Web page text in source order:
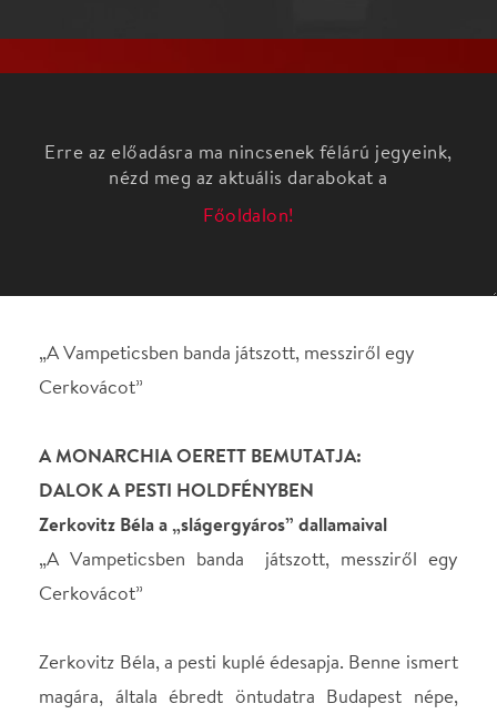
„A Vampeticsben banda játszott, messziről egy
DALOK A PESTI HOLDFÉNYBEN
„A Vampeticsben banda játszott, messziről egy
Cerkovácot”
magára, általa ébredt öntudatra Budapest népe,
Zerkovitz melódiáiban tárult lelkének legmélye az
éltető napvilág felé. Dalaiban lelt formát por, bűz,
német és jiddis szó, cinikus törtetés és elomló
szentimentalizmus, ezekben szólalt meg a
nem szeretni, hogy így vagy úgy, de mindenkire
hatott.